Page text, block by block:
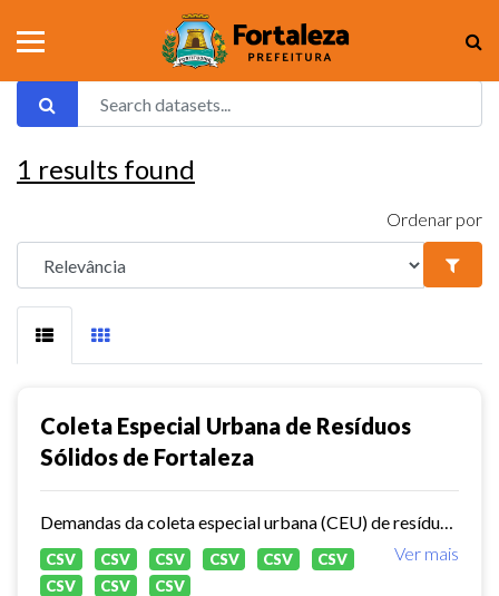
1 results found
Ordenar por
Coleta Especial Urbana de Resíduos
Sólidos de Fortaleza
Ver mais
CSV CSV CSV CSV CSV
CSV
CSV
CSV CSV